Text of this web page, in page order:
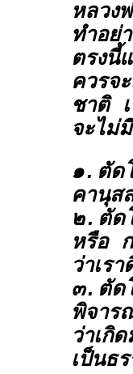
หลวง
ทำอย่
ตรงนี้
ควรจ
ชาติ
จะไม่
๑. ตัด
คานุส
๒. ตัด
หรือ
ว่าเร
๓. ตัด
พิจาร
ว่าเกิ
เป็นธ